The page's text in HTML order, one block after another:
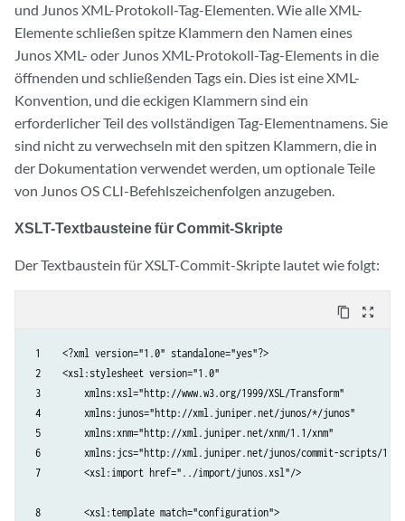
und Junos XML-Protokoll-Tag-Elementen. Wie alle XML-
Elemente schließen spitze Klammern den Namen eines
Junos XML- oder Junos XML-Protokoll-Tag-Elements in die
öffnenden und schließenden Tags ein. Dies ist eine XML-
Konvention, und die eckigen Klammern sind ein
erforderlicher Teil des vollständigen Tag-Elementnamens. Sie
sind nicht zu verwechseln mit den spitzen Klammern, die in
der Dokumentation verwendet werden, um optionale Teile
von Junos OS CLI-Befehlszeichenfolgen anzugeben.
XSLT-Textbausteine für Commit-Skripte
Der Textbaustein für XSLT-Commit-Skripte lautet wie folgt:
content_copy zoom_out_map
1    <?xml version="1.0" standalone="yes"?>
2    <xsl:stylesheet version="1.0"
3        xmlns:xsl="http://www.w3.org/1999/XSL/Transform"
4        xmlns:junos="http://xml.juniper.net/junos/*/junos"
5        xmlns:xnm="http://xml.juniper.net/xnm/1.1/xnm"
6        xmlns:jcs="http://xml.juniper.net/junos/commit-scripts/
7        <xsl:import href="../import/junos.xsl"/>
8        <xsl:template match="configuration">